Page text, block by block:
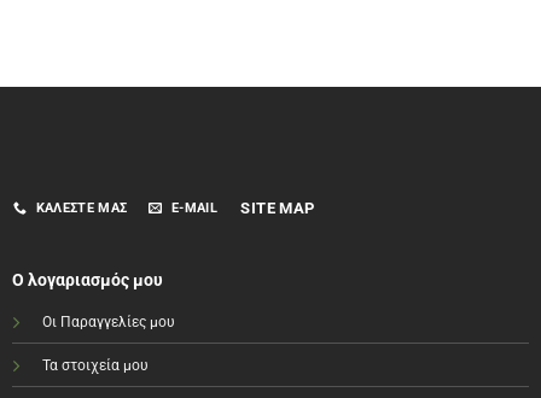
ΚΑΛΈΣΤΕ ΜΑΣ E-MAIL SITE MAP
Ο λογαριασμός μου
Οι Παραγγελίες μου
Τα στοιχεία μου